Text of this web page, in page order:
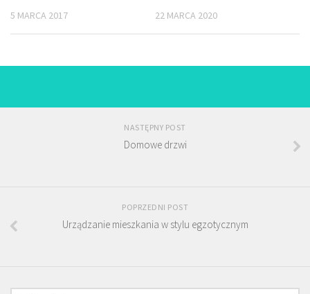
5 MARCA 2017 22 MARCA 2020
NASTĘPNY POST
Domowe drzwi
POPRZEDNI POST
Urządzanie mieszkania w stylu egzotycznym